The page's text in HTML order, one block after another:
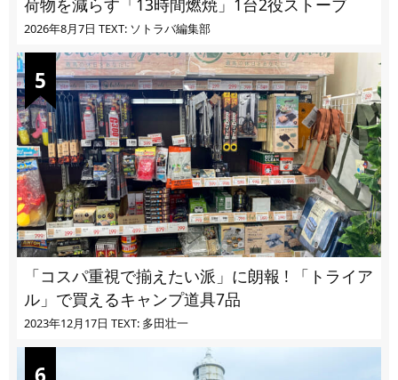
荷物を減らす「13時間燃焼」1台2役ストーブ
2026年8月7日 TEXT: ソトラバ編集部
「コスパ重視で揃えたい派」に朗報 ! 「トライア
ル」で買えるキャンプ道具7品
2023年12月17日 TEXT: 多田壮一